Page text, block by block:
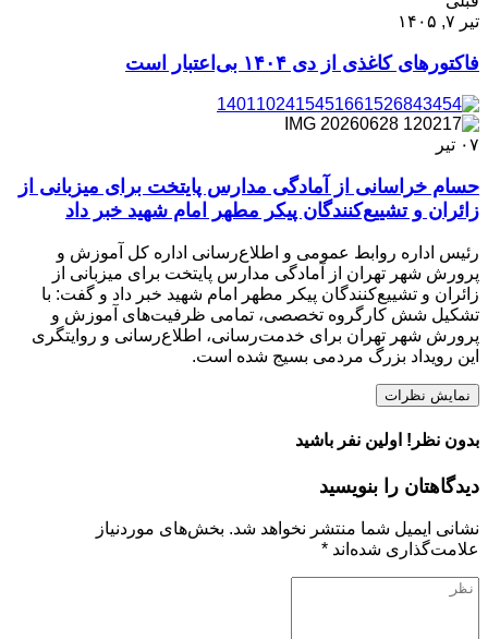
تیر ۷, ۱۴۰۵
فاکتورهای کاغذی از دی ۱۴۰۴ بی‌اعتبار است
۰۷ تیر
حسام خراسانی از آمادگی مدارس پایتخت برای میزبانی از
زائران و تشییع‌کنندگان پیکر مطهر امام شهید خبر داد
رئیس اداره روابط عمومی و اطلاع‌رسانی اداره کل آموزش و
پرورش شهر تهران از آمادگی مدارس پایتخت برای میزبانی از
زائران و تشییع‌کنندگان پیکر مطهر امام شهید خبر داد و گفت: با
تشکیل شش کارگروه تخصصی، تمامی ظرفیت‌های آموزش و
پرورش شهر تهران برای خدمت‌رسانی، اطلاع‌رسانی و روایتگری
این رویداد بزرگ مردمی بسیج شده است.
نمایش نظرات
بدون نظر! اولین نفر باشید
دیدگاهتان را بنویسید
نشانی ایمیل شما منتشر نخواهد شد. بخش‌های موردنیاز
علامت‌گذاری شده‌اند *